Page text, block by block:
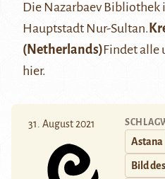
Die Nazarbaev Bibliothek
Hauptstadt Nur-Sultan.
(Netherlands)Findet alle
hier.
31. August 2021
Astana
Bild